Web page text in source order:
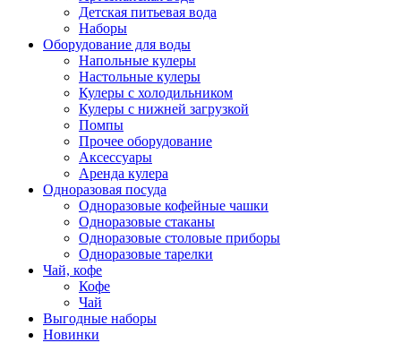
Детская питьевая вода
Наборы
Оборудование для воды
Напольные кулеры
Настольные кулеры
Кулеры с холодильником
Кулеры с нижней загрузкой
Помпы
Прочее оборудование
Аксессуары
Аренда кулера
Одноразовая посуда
Одноразовые кофейные чашки
Одноразовые стаканы
Одноразовые столовые приборы
Одноразовые тарелки
Чай, кофе
Кофе
Чай
Выгодные наборы
Новинки